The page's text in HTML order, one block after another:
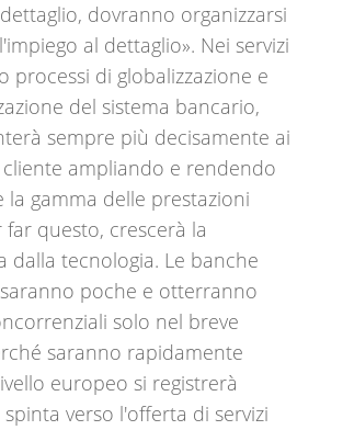
dovranno organizzarsi
al dettaglio». Nei servizi
processi di globalizzazione e
del sistema bancario,
sempre più decisamente ai
ampliando e rendendo
la gamma delle prestazioni
far questo, crescerà la
dalla tecnologia. Le banche
poche e otterranno
solo nel breve
saranno rapidamente
europeo si registrerà
verso l'offerta di servizi